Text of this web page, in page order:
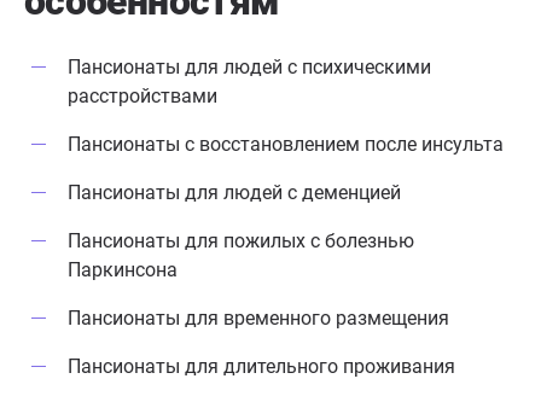
Пансионаты для людей с психическими
расстройствами
Пансионаты с восстановлением после инсульта
Пансионаты для людей с деменцией
Пансионаты для пожилых с болезнью
Паркинсона
Пансионаты для временного размещения
Пансионаты для длительного проживания